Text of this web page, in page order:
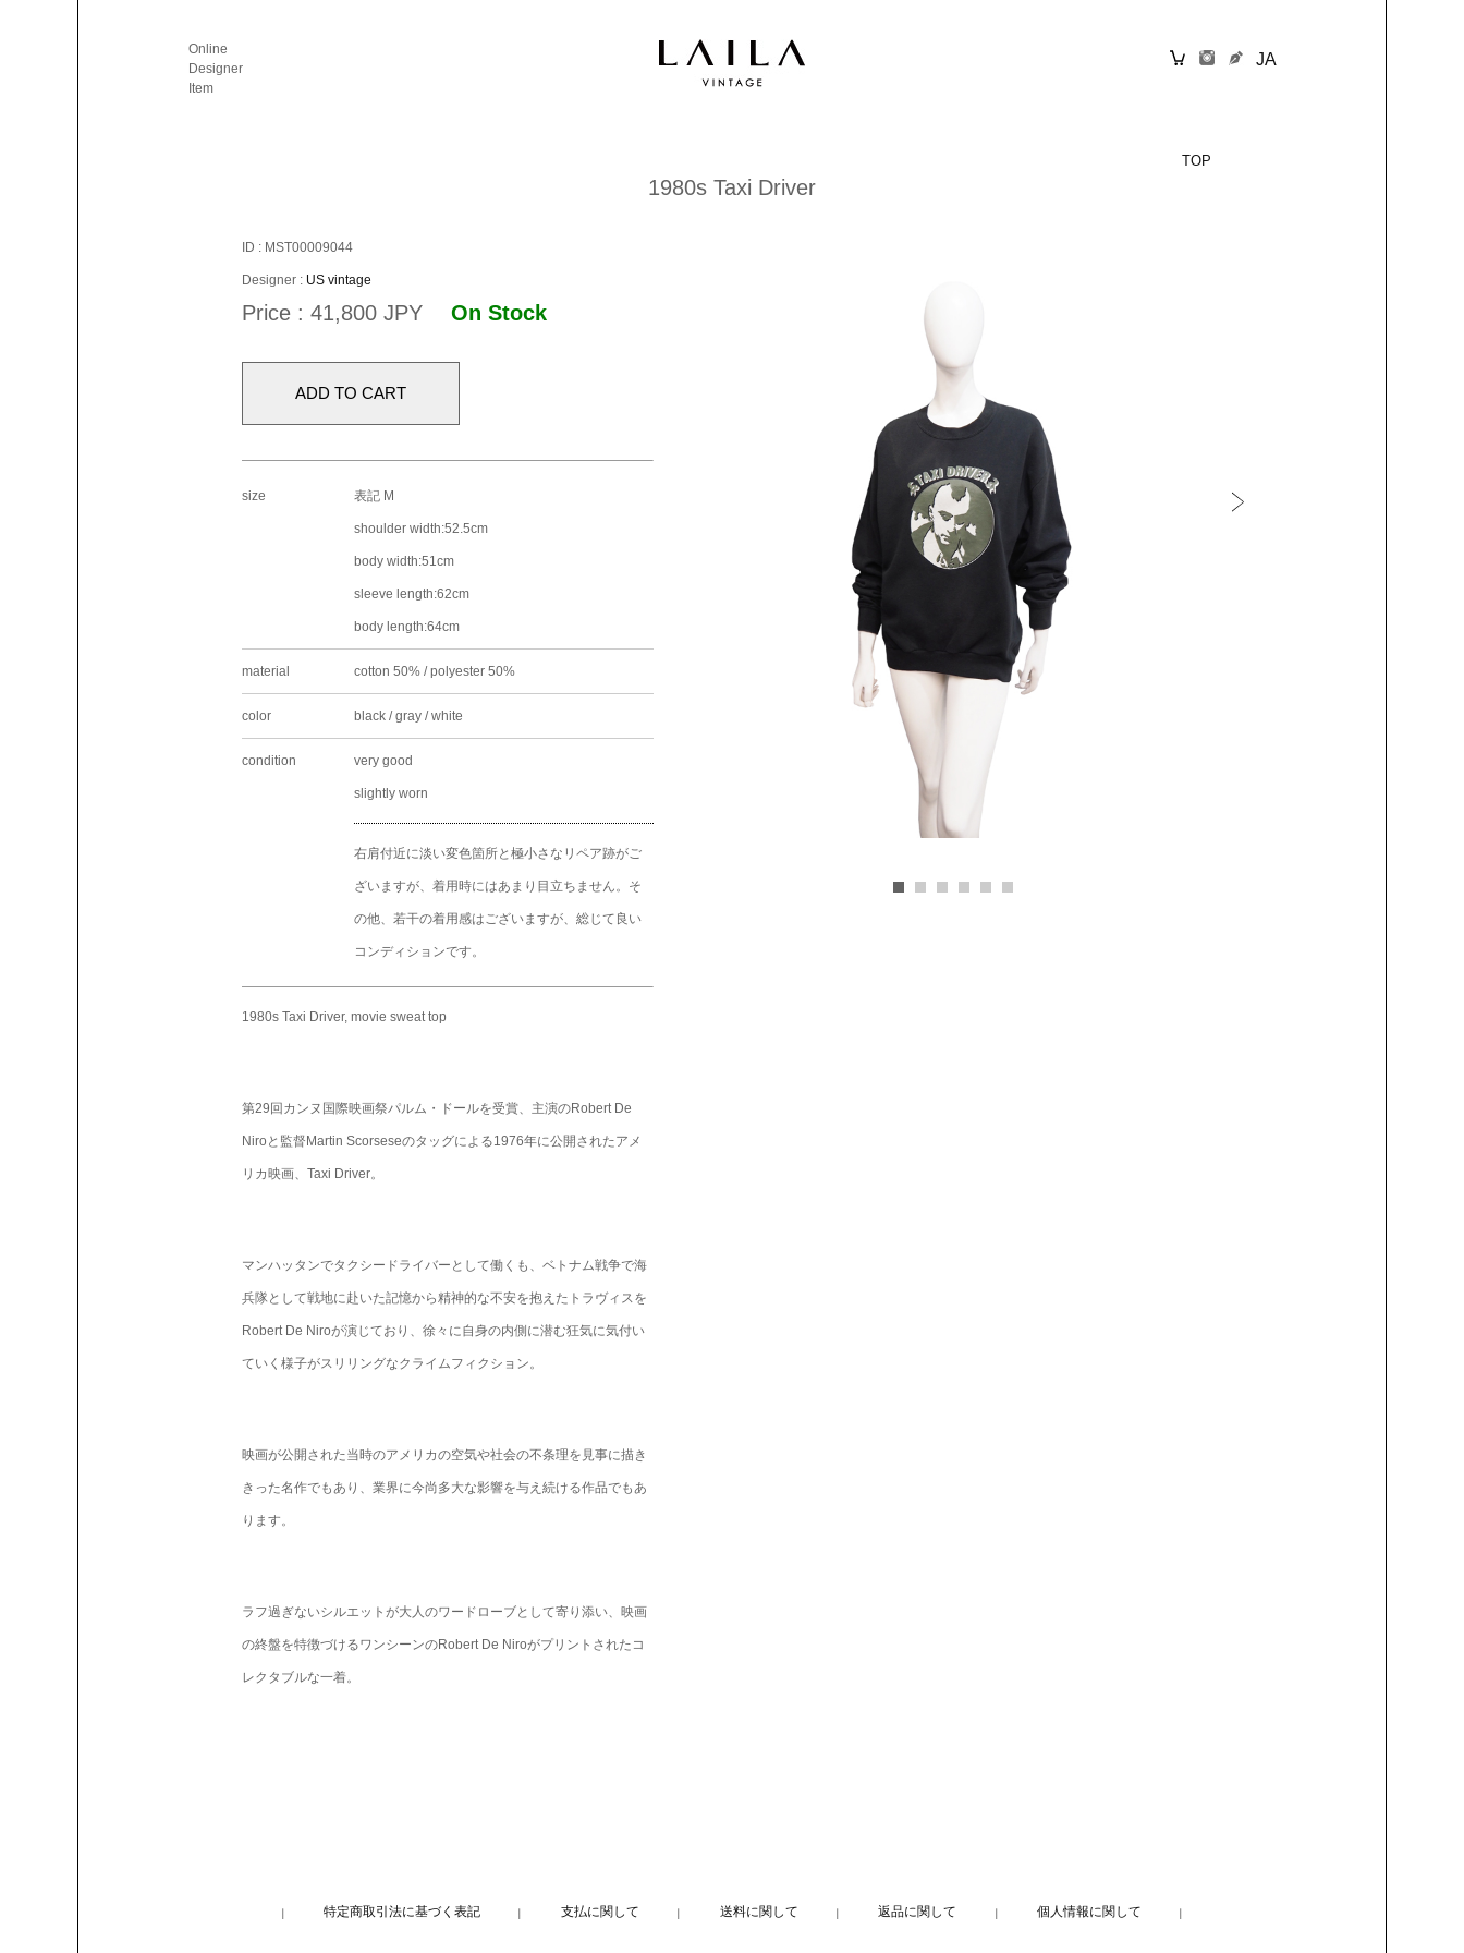
Online
Designer
Item
JA
TOP
1980s Taxi Driver
ID : MST00009044
Designer : US vintage
Price : 41,800 JPY On Stock
size 表記 M
shoulder width:52.5cm
body width:51cm
sleeve length:62cm
body length:64cm
material cotton 50% / polyester 50%
color black / gray / white
condition very good
slightly worn
右肩付近に淡い変色箇所と極小さなリペア跡がご
ざいますが、着用時にはあまり目立ちません。そ
の他、若干の着用感はございますが、総じて良い
コンディションです。
1980s Taxi Driver, movie sweat top
第29回カンヌ国際映画祭パルム・ドールを受賞、主演のRobert De
Niroと監督Martin Scorseseのタッグによる1976年に公開されたアメ
リカ映画、Taxi Driver。
マンハッタンでタクシードライバーとして働くも、ベトナム戦争で海
兵隊として戦地に赴いた記憶から精神的な不安を抱えたトラヴィスを
Robert De Niroが演じており、徐々に自身の内側に潜む狂気に気付い
ていく様子がスリリングなクライムフィクション。
映画が公開された当時のアメリカの空気や社会の不条理を見事に描き
きった名作でもあり、業界に今尚多大な影響を与え続ける作品でもあ
ります。
ラフ過ぎないシルエットが大人のワードローブとして寄り添い、映画
の終盤を特徴づけるワンシーンのRobert De Niroがプリントされたコ
レクタブルな一着。
特定商取引法に基づく表記 支払に関して 送料に関して 返品に関して 個人情報に関して